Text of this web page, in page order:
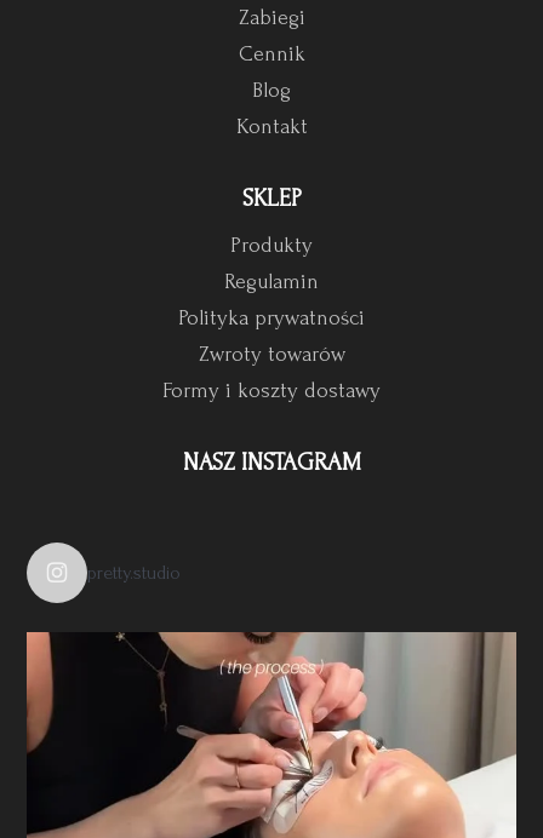
Zabiegi
Cennik
Blog
Kontakt
SKLEP
Produkty
Regulamin
Polityka prywatności
Zwroty towarów
Formy i koszty dostawy
NASZ INSTAGRAM
pretty.studio